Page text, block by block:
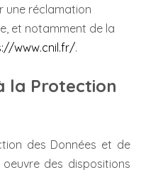
une réclamation
et notamment de la
www.cnil.fr/.
la Protection
des Données et de
des dispositions